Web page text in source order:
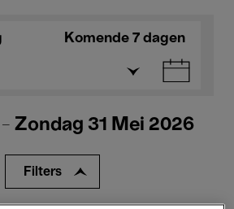
Komende 7 dagen
Zondag 31 Mei 2026
Filters